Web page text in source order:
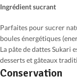
Ingrédient sucrant
Parfaites pour sucrer
boules énergétiques
La pâte de dattes Sukari
desserts et gâteaux
Conservation